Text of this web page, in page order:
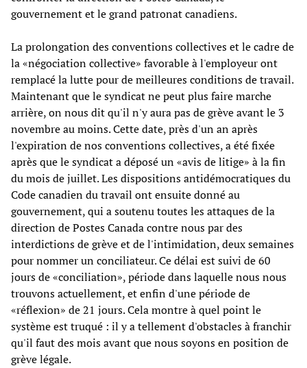
gouvernement et le grand patronat canadiens.
La prolongation des conventions collectives et le cadre de
la «négociation collective» favorable à l'employeur ont
remplacé la lutte pour de meilleures conditions de travail.
Maintenant que le syndicat ne peut plus faire marche
arrière, on nous dit qu'il n'y aura pas de grève avant le 3
novembre au moins. Cette date, près d'un an après
l'expiration de nos conventions collectives, a été fixée
après que le syndicat a déposé un «avis de litige» à la fin
du mois de juillet. Les dispositions antidémocratiques du
Code canadien du travail ont ensuite donné au
gouvernement, qui a soutenu toutes les attaques de la
direction de Postes Canada contre nous par des
interdictions de grève et de l'intimidation, deux semaines
pour nommer un conciliateur. Ce délai est suivi de 60
jours de «conciliation», période dans laquelle nous nous
trouvons actuellement, et enfin d'une période de
«réflexion» de 21 jours. Cela montre à quel point le
système est truqué : il y a tellement d'obstacles à franchir
qu'il faut des mois avant que nous soyons en position de
grève légale.